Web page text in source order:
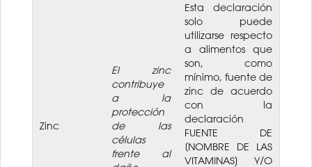
Zinc
El zinc
contribuye
a la
protección
de las
células
frente al
Esta declaración
solo puede
utilizarse respecto
a alimentos que
son, como
mínimo, fuente de
zinc de acuerdo
con la
declaración
FUENTE DE
[NOMBRE DE LAS
VITAMINAS] Y/O